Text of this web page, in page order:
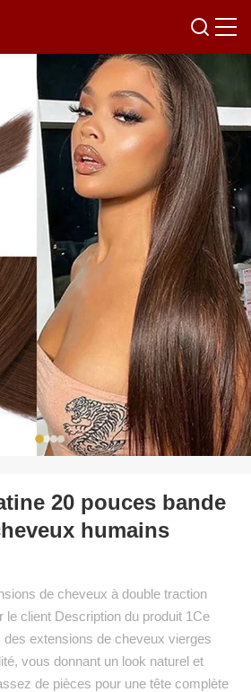
20 pouces bande
humains
de cheveux à double traction
le client Description du produit 1Ce
des extensions de cheveux vierges
vous donnant un look naturel et
de pièces pour une tête complète